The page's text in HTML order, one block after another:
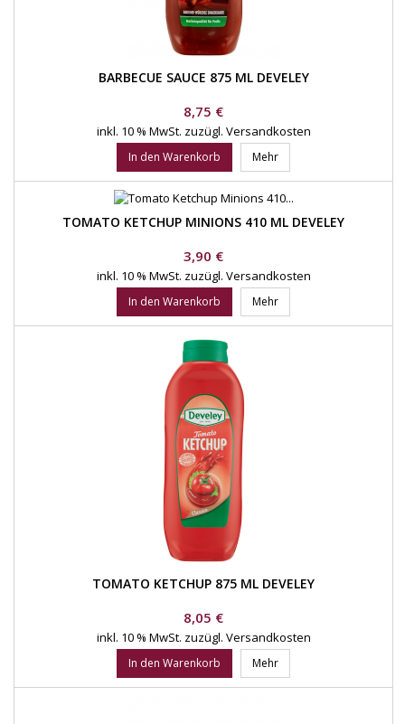
BARBECUE SAUCE 875 ML DEVELEY
Preis
8,75 €
inkl. 10 % MwSt. zuzügl. Versandkosten
In den Warenkorb Mehr
TOMATO KETCHUP MINIONS 410 ML DEVELEY
Preis
3,90 €
inkl. 10 % MwSt. zuzügl. Versandkosten
In den Warenkorb Mehr
TOMATO KETCHUP 875 ML DEVELEY
Preis
8,05 €
inkl. 10 % MwSt. zuzügl. Versandkosten
In den Warenkorb Mehr